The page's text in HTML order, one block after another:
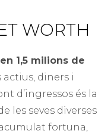
WORTH
1,5 milions de
actius, diners i
d’ingressos és la
les seves diverses
fortuna,